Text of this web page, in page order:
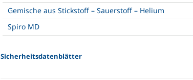
Gemische aus Stickstoff – Sauerstoff – Helium
Spiro MD
Sicherheitsdatenblätter